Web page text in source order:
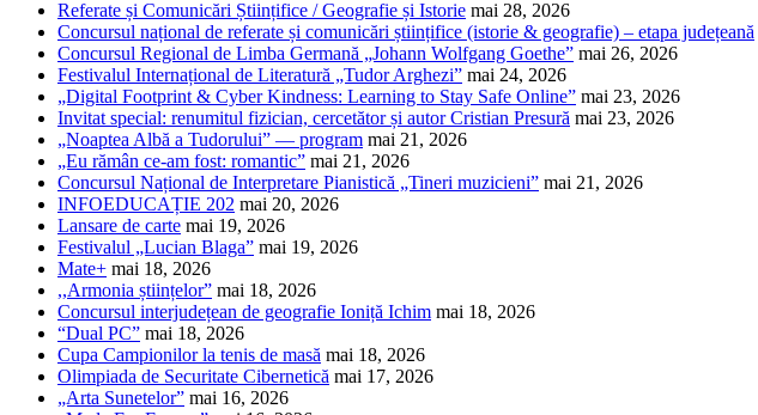
Referate și Comunicări Științifice / Geografie și Istorie mai 28, 2026
Concursul național de referate și comunicări științifice (istorie & geografie) – etapa județeană
Concursul Regional de Limba Germană „Johann Wolfgang Goethe” mai 26, 2026
Festivalul Internațional de Literatură „Tudor Arghezi” mai 24, 2026
„Digital Footprint & Cyber Kindness: Learning to Stay Safe Online” mai 23, 2026
Invitat special: renumitul fizician, cercetător și autor Cristian Presură mai 23, 2026
„Noaptea Albă a Tudorului” — program mai 21, 2026
„Eu rămân ce-am fost: romantic” mai 21, 2026
Concursul Național de Interpretare Pianistică „Tineri muzicieni” mai 21, 2026
INFOEDUCAȚIE 202 mai 20, 2026
Lansare de carte mai 19, 2026
Festivalul „Lucian Blaga” mai 19, 2026
Mate+ mai 18, 2026
,,Armonia științelor” mai 18, 2026
Concursul interjudețean de geografie Ioniță Ichim mai 18, 2026
“Dual PC” mai 18, 2026
Cupa Campionilor la tenis de masă mai 18, 2026
Olimpiada de Securitate Cibernetică mai 17, 2026
„Arta Sunetelor” mai 16, 2026